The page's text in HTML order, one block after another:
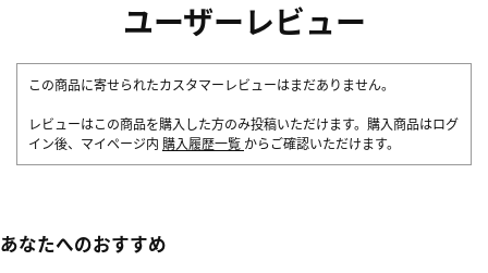
ユーザーレビュー
この商品に寄せられたカスタマーレビューはまだありません。
レビューはこの商品を購入した方のみ投稿いただけます。購入商品はログ
イン後、マイページ内 購入履歴一覧 からご確認いただけます。
あなたへのおすすめ